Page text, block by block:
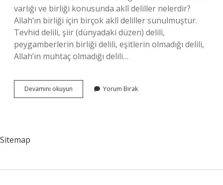
varlığı ve birliği konusunda aklî deliller nelerdir?
Allah’ın birliği için birçok aklî deliller sunulmuştur.
Tevhid delili, şiir (dünyadaki düzen) delili,
peygamberlerin birliği delili, eşitlerin olmadığı delili,
Allah’ın muhtaç olmadığı delili…
Devamını okuyun
Alimlerinin
Gibi
Yorum Bırak
Sitemap